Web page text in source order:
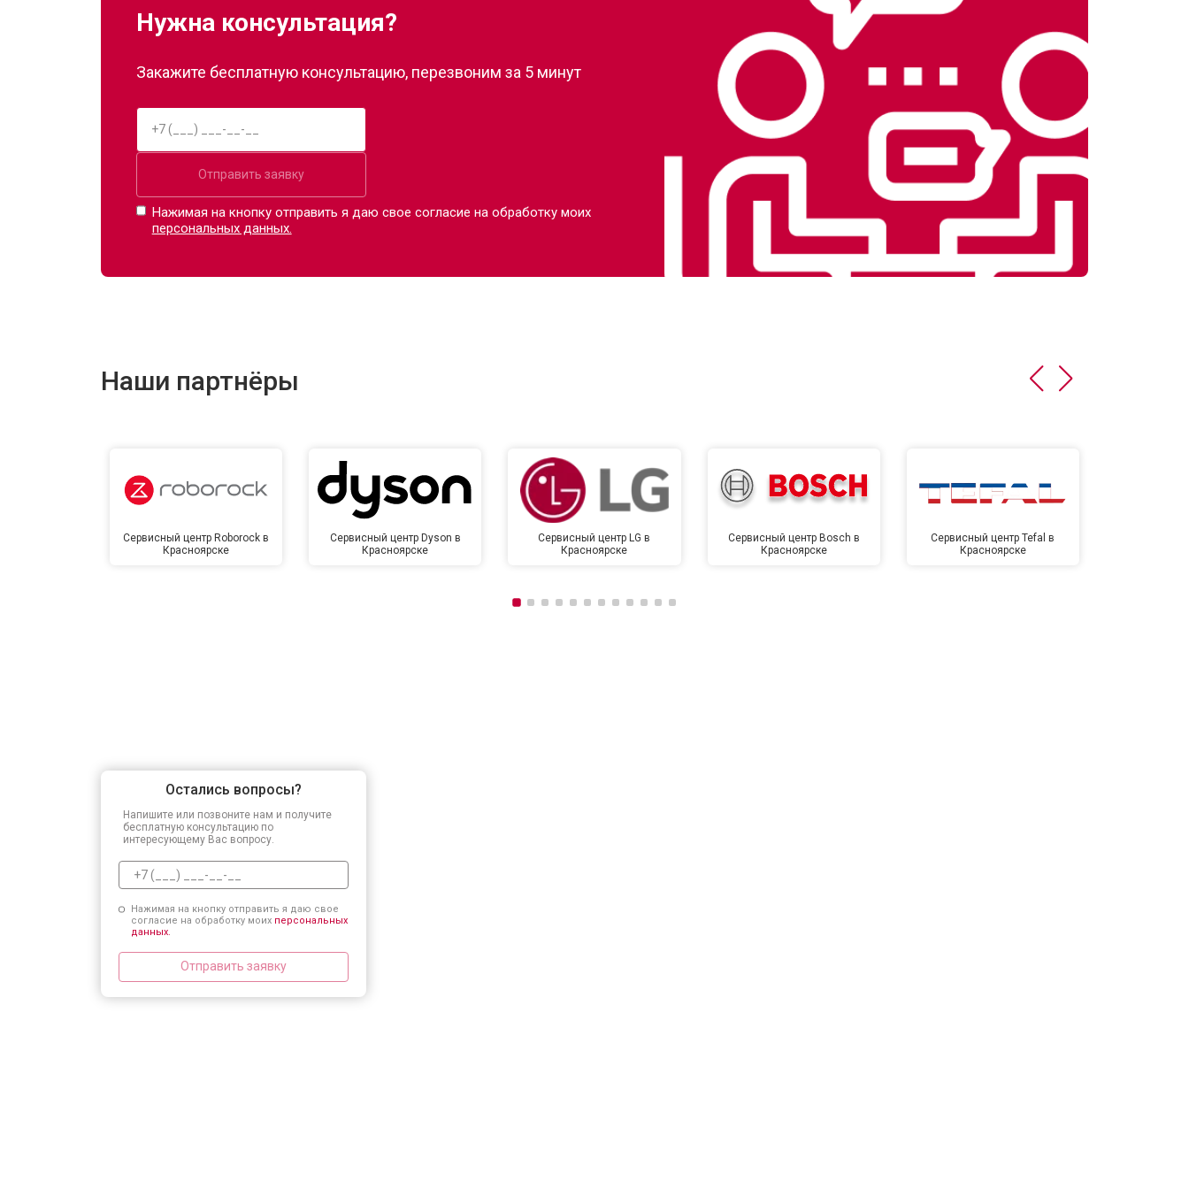
Нужна консультация?
Закажите бесплатную консультацию, перезвоним за 5 минут
Отправить заявку
Нажимая на кнопку отправить я даю свое согласие на обработку моих
персональных данных.
Наши партнёры
Сервисный центр Roborock в
Красноярске
Сервисный центр Dyson в
Красноярске
Сервисный центр LG в
Красноярске
Сервисный центр Bosch в
Красноярске
Сервисный центр Tefal в
Красноярске
Остались вопросы?
Напишите или позвоните нам и получите
бесплатную консультацию по
интересующему Вас вопросу.
Нажимая на кнопку отправить я даю свое
согласие на обработку моих персональных
данных.
Отправить заявку